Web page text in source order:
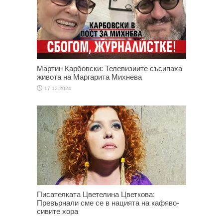
Мартин Карбовски: Телевизиите съсипаха
живота на Маргарита Михнева
17.12.2024
Писателката Цветелина Цветкова:
Превърнали сме се в нацията на кафяво-
сивите хора